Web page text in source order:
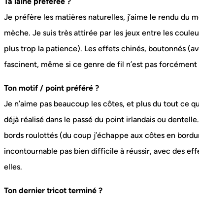
Je préfère les matières naturelles, j’aime le rendu du
mèche. Je suis très attirée par les jeux entre les
plus trop la patience). Les effets chinés, boutonnés
fascinent, même si ce genre de fil n’est pas
Ton motif / point préféré ?
Je n’aime pas beaucoup les côtes, et plus du tout ce
déjà réalisé dans le passé du point irlandais ou
bords roulottés (du coup j’échappe aux côtes en
incontournable pas bien difficile à réussir, avec des
elles.
Ton dernier tricot terminé ?